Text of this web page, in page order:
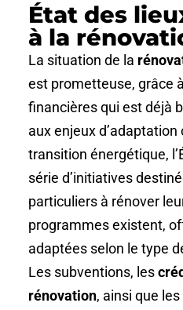
État des
à la
La situation de la
est prometteuse, grâce
financières qui est déjà
aux enjeux
transition énergétique,
série d’initiatives
particuliers à rénover
programmes existent,
adaptées selon le type
Les subventions, les
rénovation, ainsi que